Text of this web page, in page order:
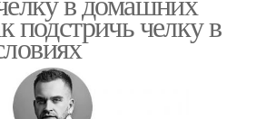
подстричь челку в